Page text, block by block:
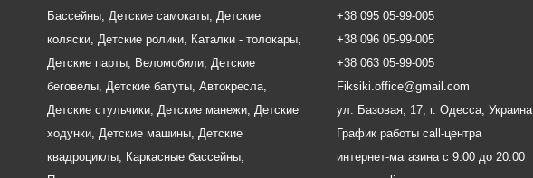
Бассейны Детские самокаты Детские
коляски Детские ролики Каталки - толокары
Детские парты Веломобили Детские
беговелы Детские батуты Автокресла
Детские стульчики Детские манежи Детские
ходунки Детские машины Детские
квадроциклы Каркасные бассейны
+38 095 05-99-005
+38 096 05-99-005
+38 063 05-99-005
Fiksiki.office@gmail.com
ул. Базовая, 17, г. Одесса, Украина
График работы call-центра
интернет-магазина с 9:00 до 20:00